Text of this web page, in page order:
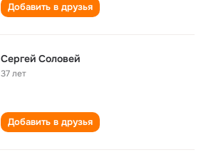
Добавить в друзья
Сергей Соловей
37 лет
Добавить в друзья